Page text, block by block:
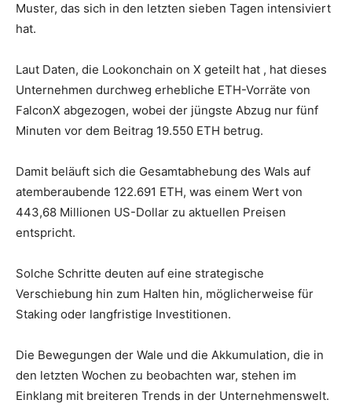
Muster, das sich in den letzten sieben Tagen intensiviert
hat.
Laut Daten, die Lookonchain on X geteilt hat , hat dieses
Unternehmen durchweg erhebliche ETH-Vorräte von
FalconX abgezogen, wobei der jüngste Abzug nur fünf
Minuten vor dem Beitrag 19.550 ETH betrug.
Damit beläuft sich die Gesamtabhebung des Wals auf
atemberaubende 122.691 ETH, was einem Wert von
443,68 Millionen US-Dollar zu aktuellen Preisen
entspricht.
Solche Schritte deuten auf eine strategische
Verschiebung hin zum Halten hin, möglicherweise für
Staking oder langfristige Investitionen.
Die Bewegungen der Wale und die Akkumulation, die in
den letzten Wochen zu beobachten war, stehen im
Einklang mit breiteren Trends in der Unternehmenswelt.